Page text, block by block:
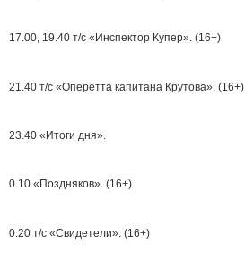
17.00, 19.40 т/с «Инспектор Купер». (16+)
21.40 т/с «Оперетта капитана Крутова». (16+)
23.40 «Итоги дня».
0.10 «Поздняков». (16+)
0.20 т/с «Свидетели». (16+)